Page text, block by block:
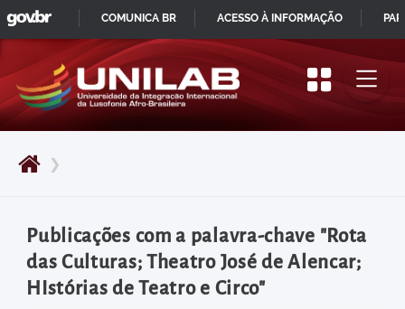
Pular
para
início
do
principal
Acessar
diretamente
o
❯
Publicações com a palavra-chave "Rota
das Culturas; Theatro José de Alencar;
HIstórias de Teatro e Circo"
IR
PARA
CONTEÚDO
GOVBR
COMUNICA BR ACESSO À INFORMAÇÃO